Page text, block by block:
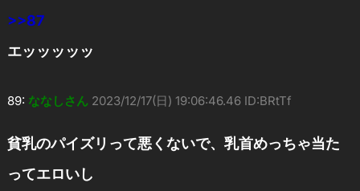
>>87
エッッッッッ
89: ななしさん 2023/12/17(日) 19:06:46.46 ID:BRtTf
貧乳のパイズリって悪くないで、乳首めっちゃ当た
ってエロいし